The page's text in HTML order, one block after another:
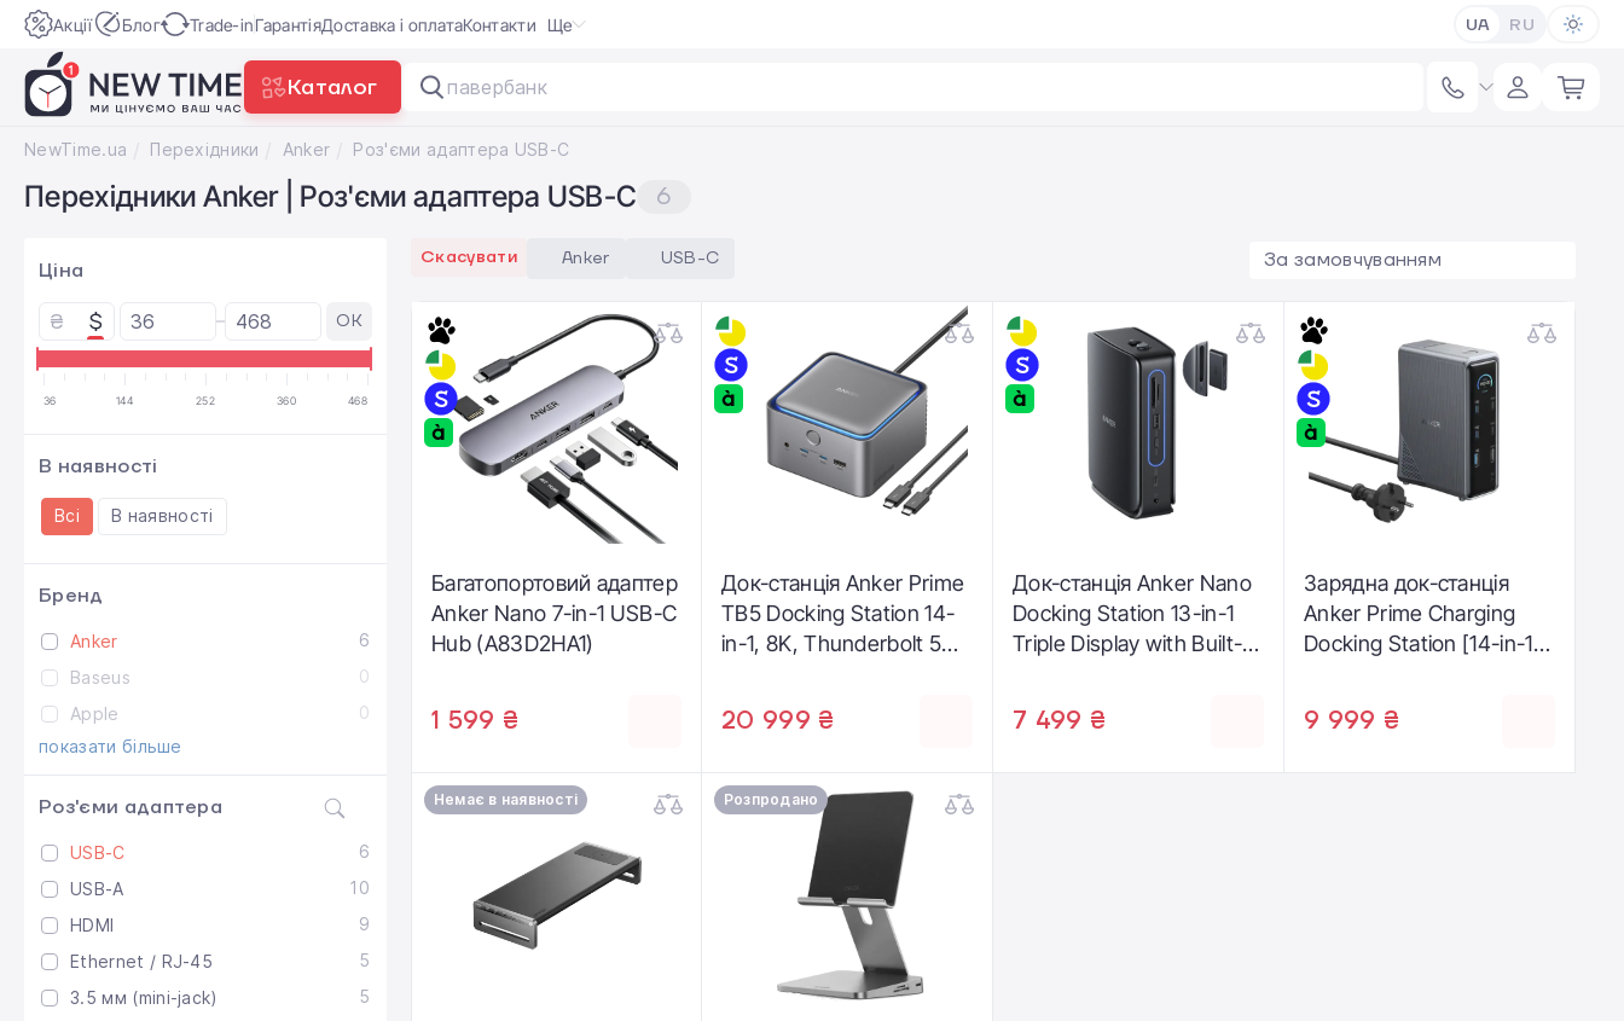
Акції Блог Trade-inГарантіяДоставка і оплатаКонтакти Ще UA RU
Каталог павербанк
NewTime.ua Перехідники Anker Роз'єми адаптера USB-С
Перехідники Anker | Роз'єми адаптера USB-С 6
Ціна
₴ $ OK
36 144 252 360 468
В наявності
Всі В наявності
Бренд
Anker
6
Baseus
0
Apple
0
показати більше
Роз'єми адаптера
USB-С
6
USB-A
10
HDMI
9
Ethernet / RJ-45
5
3.5 мм (mini-jack)
5
Скасувати Anker USB-С За замовчуванням
Багатопортовий адаптер
Anker Nano 7-in-1 USB-C
Hub (A83D2HA1)
1 599 ₴
Док-станція Anker Prime
TB5 Docking Station 14-
in-1, 8K, Thunderbolt 5
20 999 ₴
Док-станція Anker Nano
Docking Station 13-in-1
Triple Display with Built-In
7 499 ₴
Зарядна док-станція
Anker Prime Charging
Docking Station [14-in-1,
9 999 ₴
Немає в наявності Розпродано